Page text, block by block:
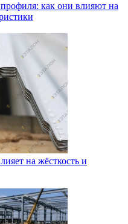
как они влияют на
на жёсткость и